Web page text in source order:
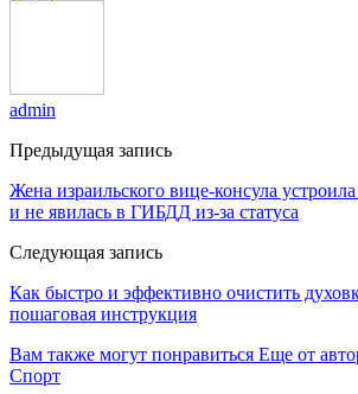
admin
Предыдущая запись
Жена израильского вице-консула
и не явилась в ГИБДД из-за статуса
Следующая запись
Как быстро и эффективно очистить
пошаговая инструкция
Вам также могут понравиться Еще от
Спорт